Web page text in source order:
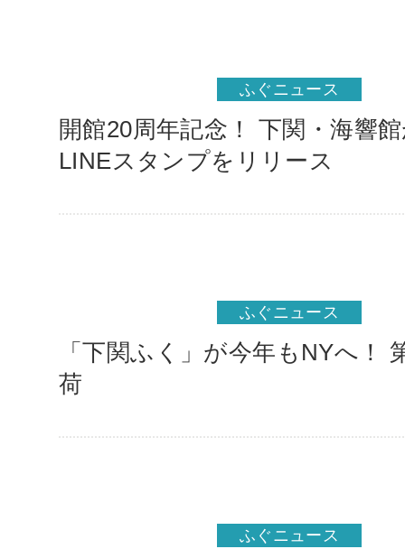
ふぐニュース
開館20周年記念！ 下関・海響
LINEスタンプをリリース
ふぐニュース
「下関ふく」が今年もNYへ！
荷
ふぐニュース